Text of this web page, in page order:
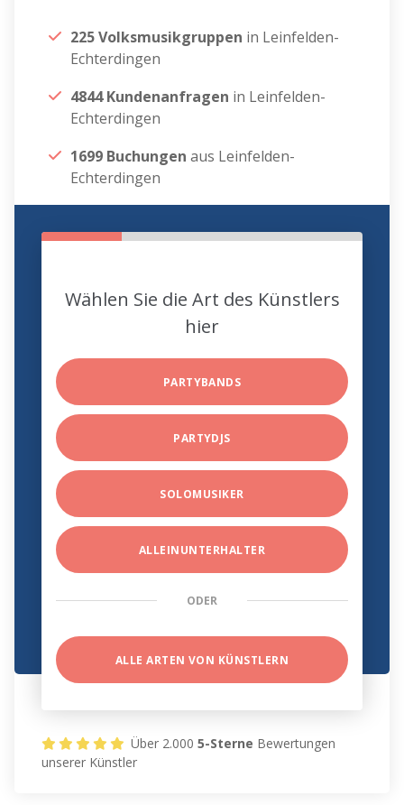
225 Volksmusikgruppen in Leinfelden-
Echterdingen
4844 Kundenanfragen in Leinfelden-
Echterdingen
1699 Buchungen aus Leinfelden-
Echterdingen
Wählen Sie die Art des Künstlers
hier
PARTYBANDS
PARTYDJS
SOLOMUSIKER
ALLEINUNTERHALTER
ODER
ALLE ARTEN VON KÜNSTLERN
Über 2.0005-Sterne Bewertungen
unserer Künstler